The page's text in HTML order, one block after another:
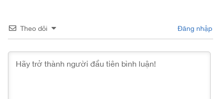
Theo dõi Đăng nhập